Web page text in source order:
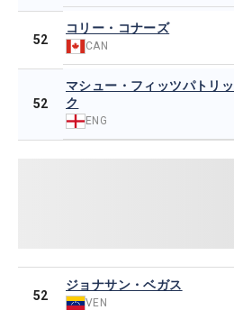
52
コリー・コナーズ
CAN
52
マシュー・フィッツパトリッ
ク
ENG
52
ジョナサン・ベガス
VEN